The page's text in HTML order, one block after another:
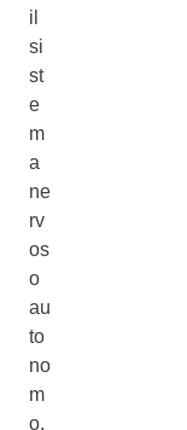
il
si
st
e
m
a
ne
rv
os
o
au
to
no
m
o.